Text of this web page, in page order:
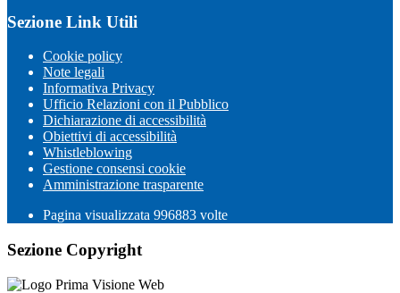
Sezione Link Utili
Cookie policy
Note legali
Informativa Privacy
Ufficio Relazioni con il Pubblico
Dichiarazione di accessibilità
Obiettivi di accessibilità
Whistleblowing
Gestione consensi cookie
Amministrazione trasparente
Pagina visualizzata 996883 volte
Sezione Copyright